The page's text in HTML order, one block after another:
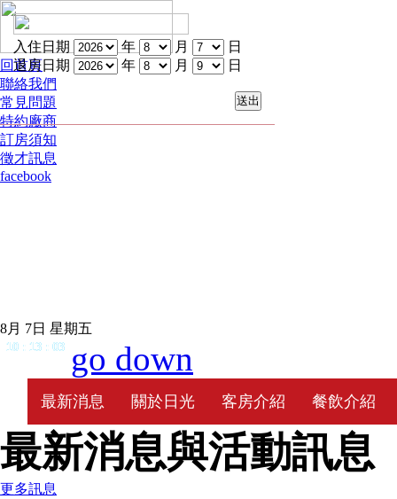
回首頁
聯絡我們
常見問題
特約廠商
訂房須知
徵才訊息
facebook
入住日期 年 月
日
退房日期
年 月 日
8月 7日 星期五
10 : 13 : 03 go down
最新消息 關於日光 客房介紹 餐飲介紹
最新消息與活動訊息
更多訊息